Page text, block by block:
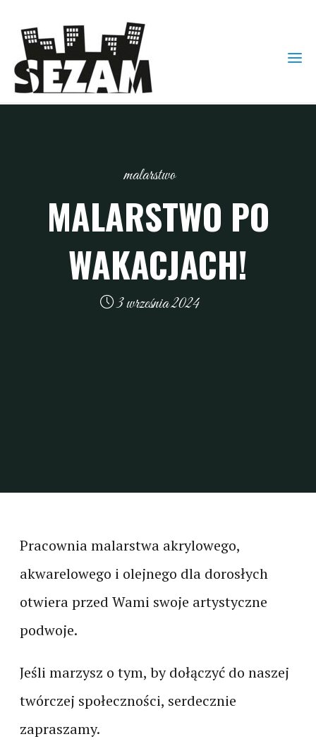
malarstwo
MALARSTWO PO
WAKACJACH!
3 września 2024
Pracownia malarstwa akrylowego,
akwarelowego i olejnego dla dorosłych
otwiera przed Wami swoje artystyczne
podwoje.
Jeśli marzysz o tym, by dołączyć do naszej
twórczej społeczności, serdecznie
zapraszamy.